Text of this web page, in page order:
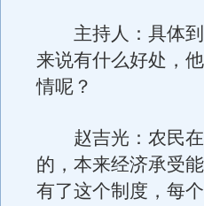
主持人：具体到
来说有什么好处，
情呢？
赵吉光：农民在
的，本来经济承受
有了这个制度，每